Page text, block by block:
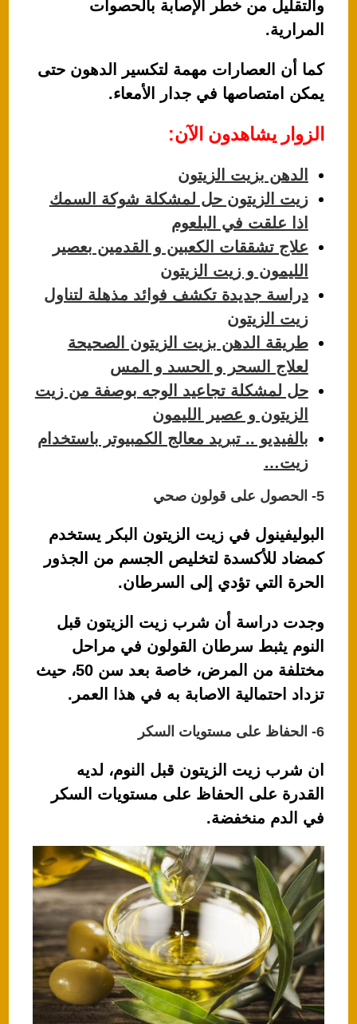
والتقليل من خطر الإصابة بالحصوات
المرارية.
كما أن العصارات مهمة لتكسير الدهون حتى
يمكن امتصاصها في جدار الأمعاء.
الزوار يشاهدون الآن:
الدهن بزيت الزيتون
زيت الزيتون حل لمشكلة شوكة السمك
اذا علقت في البلعوم
علاج تشققات الكعبين و القدمين بعصير
الليمون و زيت الزيتون
دراسة جديدة تكشف فوائد مذهلة لتناول
زيت الزيتون
طريقة الدهن بزيت الزيتون الصحيحة
لعلاج السحر و الحسد و المس
حل لمشكلة تجاعيد الوجه بوصفة من زيت
الزيتون و عصير الليمون
بالفيديو .. تبريد معالج الكمبيوتر باستخدام
زيت…
5- الحصول على قولون صحي
البوليفينول في زيت الزيتون البكر يستخدم
كمضاد للأكسدة لتخليص الجسم من الجذور
الحرة التي تؤدي إلى السرطان.
وجدت دراسة أن شرب زيت الزيتون قبل
النوم يثبط سرطان القولون في مراحل
مختلفة من المرض، خاصة بعد سن 50، حيث
تزداد احتمالية الاصابة به في هذا العمر.
6- الحفاظ على مستويات السكر
ان شرب زيت الزيتون قبل النوم، لديه
القدرة على الحفاظ على مستويات السكر
في الدم منخفضة.